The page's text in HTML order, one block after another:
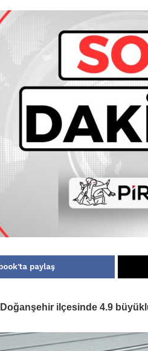
paylaş
Doğanşehir ilçesinde 4.9